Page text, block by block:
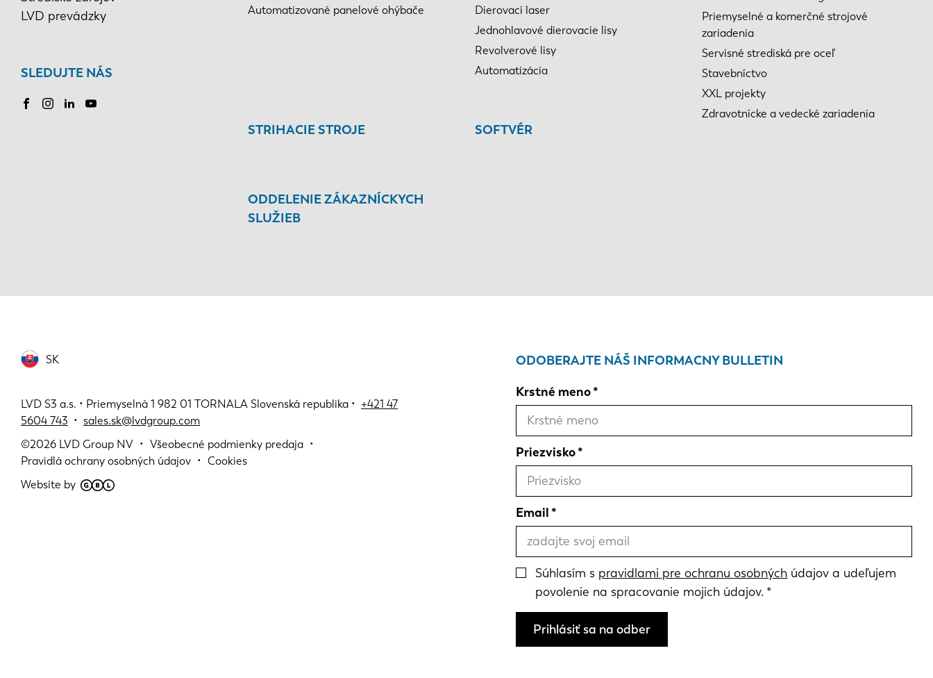
LVD prevádzky
SLEDUJTE NÁS
Automatizované panelové ohýbače
Dierovací laser
Jednohlavové dierovacie lisy
Revolverové lisy
Automatizácia
STRIHACIE STROJE SOFTVÉR
ODDELENIE ZÁKAZNÍCKYCH
SLUŽIEB
Priemyselné a komerčné strojové
zariadenia
Servisné strediská pre oceľ
Stavebníctvo
XXL projekty
Zdravotnícke a vedecké zariadenia
SK
LVD S3 a.s. • Priemyselnà 1 982 01 TORNALA Slovenská republika • +421 47
5604 743 • sales.sk@lvdgroup.com
©2026 LVD Group NV
Všeobecné podmienky predaja
Pravidlá ochrany osobných údajov
Cookies
Website by
ODOBERAJTE NÁŠ INFORMACNY BULLETIN
Krstné meno
Priezvisko
Email
Súhlasím s pravidlami pre ochranu osobných údajov a udeľujem
povolenie na spracovanie mojich údajov.
Prihlásiť sa na odber